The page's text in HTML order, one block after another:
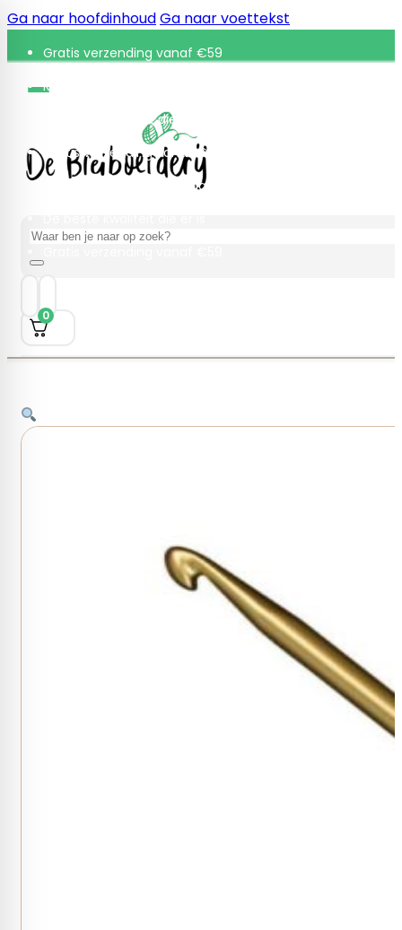
Ga naar hoofdinhoudGa naar voettekst
Gratis verzending vanaf €59
Retourneren binnen 30 dagen
De beste kwaliteit die er is
Gratis verzending vanaf €59
Retourneren binnen 30 dagen
Zoeken
0